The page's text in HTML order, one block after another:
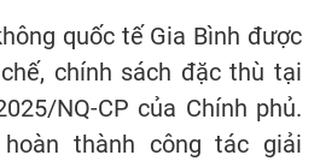
quốc tế Gia Bình được
chính sách đặc thù tại
NQ-CP của Chính phủ.
thành công tác giải